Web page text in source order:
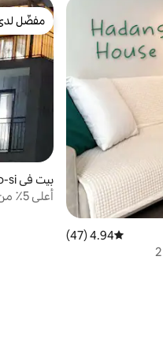
متوسط التقييم 4.94 من 5، 47 مراجعات
4.94 (47)
مفضّل
مفضّل
بيت في Mokpo-si